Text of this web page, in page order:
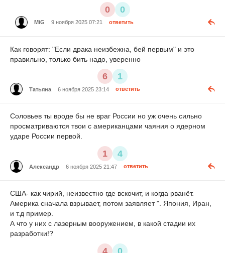
0 0
MiG 9 ноября 2025 07:21 ответить
Как говорят: "Если драка неизбежна, бей первым" и это
правильно, только бить надо, уверенно
6 1
Татьяна 6 ноября 2025 23:14 ответить
Соловьев ты вроде бы не враг России но уж очень сильно
просматриваются твои с американцами чаяния о ядерном
ударе России первой.
1 4
Александр 6 ноября 2025 21:47 ответить
США- как чирий, неизвестно где вскочит, и когда рванёт.
Америка сначала взрывает, потом заявляет ". Япония, Иран,
и т.д пример.
А что у них с лазерным вооружением, в какой стадии их
разработки!?
4 0